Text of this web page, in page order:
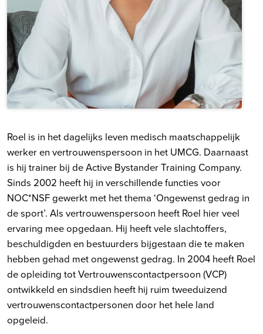
Roel is in het dagelijks leven medisch maatschappelijk
werker en vertrouwenspersoon in het UMCG. Daarnaast
is hij trainer bij de Active Bystander Training Company.
Sinds 2002 heeft hij in verschillende functies voor
NOC*NSF gewerkt met het thema ‘Ongewenst gedrag in
de sport’. Als vertrouwenspersoon heeft Roel hier veel
ervaring mee opgedaan. Hij heeft vele slachtoffers,
beschuldigden en bestuurders bijgestaan die te maken
hebben gehad met ongewenst gedrag. In 2004 heeft Roel
de opleiding tot Vertrouwenscontactpersoon (VCP)
ontwikkeld en sindsdien heeft hij ruim tweeduizend
vertrouwenscontactpersonen door het hele land
opgeleid.